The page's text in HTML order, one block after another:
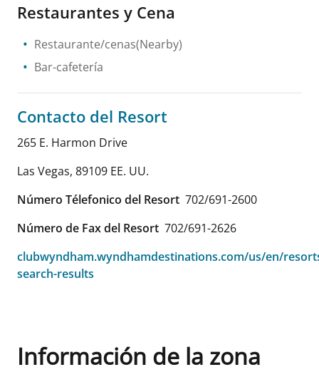
Restaurantes y Cena
Restaurante/cenas(Nearby)
Bar-cafetería
Contacto del Resort
265 E. Harmon Drive
Las Vegas, 89109 EE. UU.
Número Télefonico del Resort 702/691-2600
Número de Fax del Resort 702/691-2626
clubwyndham.wyndhamdestinations.com/us/en/
search-results
Información de la zona